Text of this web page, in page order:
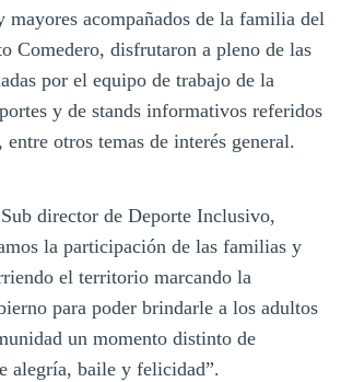
mayores acompañados de la familia del
Comedero, disfrutaron a pleno de las
por el equipo de trabajo de la
y de stands informativos referidos
entre otros temas de interés general.
director de Deporte Inclusivo,
la participación de las familias y
el territorio marcando la
para poder brindarle a los adultos
un momento distinto de
alegría, baile y felicidad”.